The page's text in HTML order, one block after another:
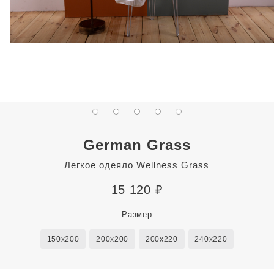
German Grass
Легкое одеяло Wellness Grass
15 120 ₽
Размер
150x200 200x200 200x220 240x220